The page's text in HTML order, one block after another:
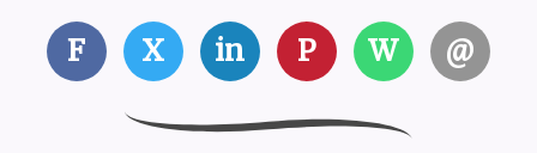
F X in P W @